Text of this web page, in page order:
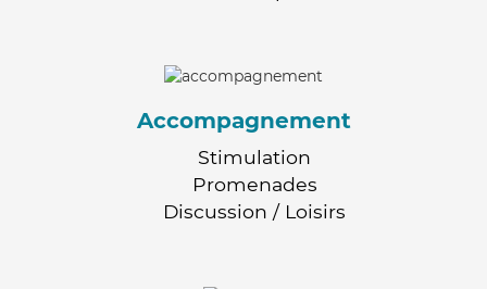
Accompagnement
Stimulation
Promenades
Discussion / Loisirs